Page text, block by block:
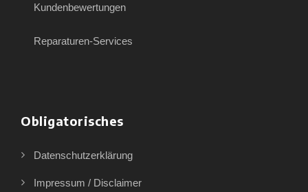
Kundenbewertungen
Reparaturen-Services
Obligatorisches
Datenschutzerklärung
Impressum / Disclaimer